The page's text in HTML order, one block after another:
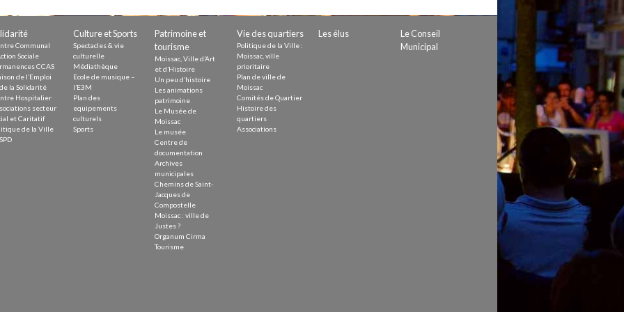
Demande de subvention
Demande d’autorisation de tournage
Appels à projets
Communal
Sociale
CCAS
de l’Emploi
la Solidarité
Hospitalier
secteur
et Caritatif
de la Ville
Culture et Sports
Spectacles & vie
culturelle
Médiathèque
Ecole de musique –
l’E3M
Plan des
equipements
culturels
Sports
Patrimoine et
tourisme
Moissac, Ville d’Art
et d’Histoire
Un peu d’histoire
Les animations
patrimoine
Le Musée de
Moissac
Le musée
Centre de
documentation
Archives
municipales
Chemins de Saint-
Jacques de
Compostelle
Moissac : ville de
Justes ?
Organum Cirma
Tourisme
Vie des quartiers
Politique de la Ville :
Moissac, ville
prioritaire
Plan de ville de
Moissac
Comités de Quartier
Histoire des
quartiers
Associations
Les élus
Le Conseil
Municipal